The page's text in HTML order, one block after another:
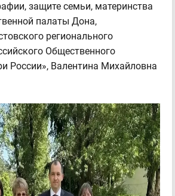
защите семьи, материнства
палаты Дона,
регионального
Общественного
России», Валентина Михайловна